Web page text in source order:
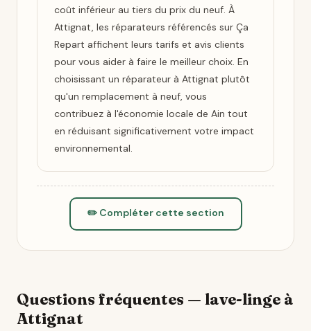
coût inférieur au tiers du prix du neuf. À
Attignat, les réparateurs référencés sur Ça
Repart affichent leurs tarifs et avis clients
pour vous aider à faire le meilleur choix. En
choisissant un réparateur à Attignat plutôt
qu'un remplacement à neuf, vous
contribuez à l'économie locale de Ain tout
en réduisant significativement votre impact
environnemental.
✏️ Compléter cette section
Questions fréquentes — lave-linge à
Attignat